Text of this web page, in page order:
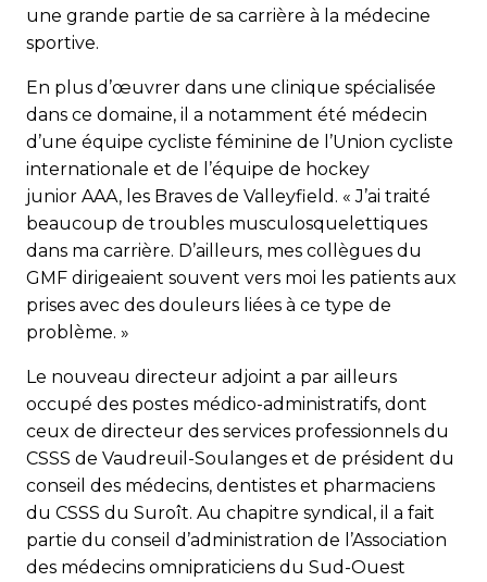
une grande partie de sa carrière à la médecine
sportive.
En plus d’œuvrer dans une clinique spécialisée
dans ce domaine, il a notamment été médecin
d’une équipe cycliste féminine de l’Union cycliste
internationale et de l’équipe de hockey
junior AAA, les Braves de Valleyfield. « J’ai traité
beaucoup de troubles mus­culo­squelettiques
dans ma carrière. D’ailleurs, mes collègues du
GMF dirigeaient souvent vers moi les patients aux
prises avec des douleurs liées à ce type de
problème. »
Le nouveau directeur adjoint a par ailleurs
occupé des postes médico-administratifs, dont
ceux de directeur des services professionnels du
CSSS de Vaudreuil-Soulanges et de président du
conseil des médecins, dentistes et pharmaciens
du CSSS du Suroît. Au chapitre syndical, il a fait
partie du conseil d’admi­nistration de l’Association
des médecins omnipraticiens du Sud-Ouest